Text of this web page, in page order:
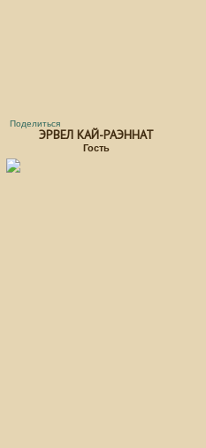
Поделиться
ЭРВЕЛ КАЙ-РАЭННАТ
Гость